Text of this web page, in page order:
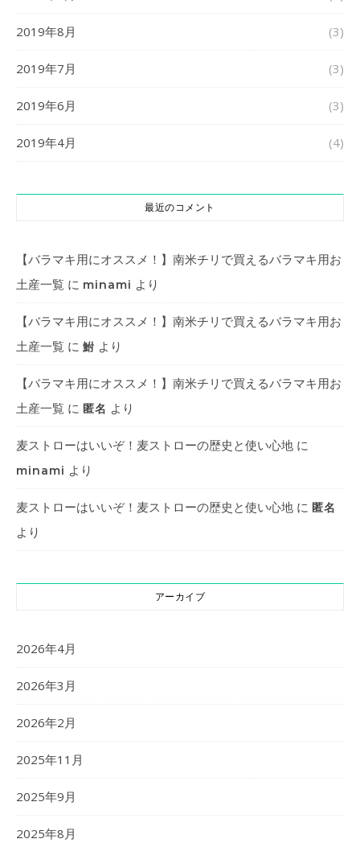
2019年8月 (3)
2019年7月 (3)
2019年6月 (3)
2019年4月 (4)
最近のコメント
【バラマキ用にオススメ！】南米チリで買えるバラマキ用お
土産一覧 に minami より
【バラマキ用にオススメ！】南米チリで買えるバラマキ用お
土産一覧 に 鮒 より
【バラマキ用にオススメ！】南米チリで買えるバラマキ用お
土産一覧 に 匿名 より
麦ストローはいいぞ！麦ストローの歴史と使い心地 に
minami より
麦ストローはいいぞ！麦ストローの歴史と使い心地 に 匿名
より
アーカイブ
2026年4月
2026年3月
2026年2月
2025年11月
2025年9月
2025年8月